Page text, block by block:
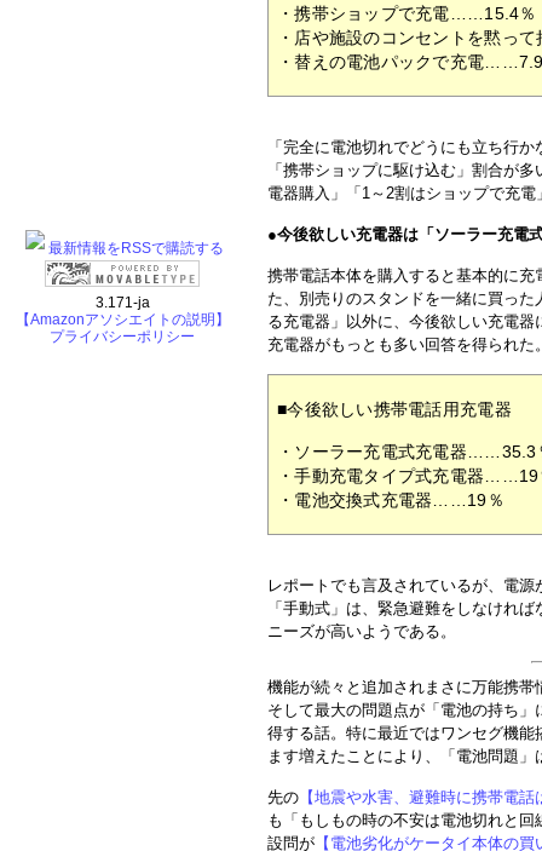
・携帯ショップで充電……15.4％
・店や施設のコンセントを黙っ
・替えの電池パックで充電
「完全に電池切れでどうにも立ち行
「携帯ショップに駆け込む」割合が
電器購入」「1～2割はショップで充
●今後欲しい充電器は「ソーラー充電
携帯電話本体を購入すると基本的に
た、別売りのスタンドを一緒に買っ
る充電器」以外に、今後欲しい充電
充電器がもっとも多い回答を得られた
■今後欲しい携帯電話用充電器
・ソーラー充電式充電器……35.3
・手動充電タイプ式充電器……19
・電池交換式充電器……19％
レポートでも言及されているが、電
「手動式」は、緊急避難をしなけれ
ニーズが高いようである。
機能が続々と追加されまさに万能携
そして最大の問題点が「電池の持ち
得する話。特に最近ではワンセグ機
ます増えたことにより、「電池問題
先の 【地震や水害、避難時に携帯電
も「もしもの時の不安は電池切れと
設問が 【電池劣化がケータイ本体の
最新情報をRSSで購読する
3.171-ja
【Amazonアソシエイトの説明】
プライバシーポリシー